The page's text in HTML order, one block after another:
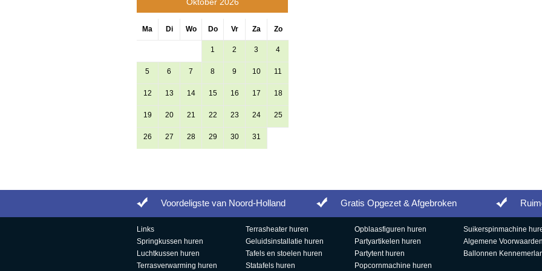
Oktober 2026
Ma Di Wo Do Vr Za Zo
1 2 3 4
5 6 7 8 9 10 11
12 13 14 15 16 17 18
19 20 21 22 23 24 25
26 27 28 29 30 31
Voordeligste van Noord-Holland Gratis Opgezet & Afgebroken
Links
Springkussen huren
Luchtkussen huren
Terrasverwarming huren
Terrasheater huren
Geluidsinstallatie huren
Tafels en stoelen huren
Statafels huren
Opblaasfiguren huren
Partyartikelen huren
Partytent huren
Popcornmachine huren
Suikerspinmachine
Algemene Voorwaarden
Ballonnen